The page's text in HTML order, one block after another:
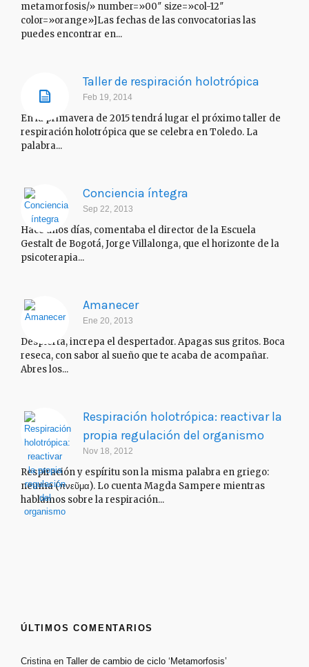
metamorfosis/» number=»00″ size=»col-12″
color=»orange»]Las fechas de las convocatorias las
puedes encontrar en...
Taller de respiración holotrópica
Feb 19, 2014
En la primavera de 2015 tendrá lugar el próximo taller de
respiración holotrópica que se celebra en Toledo. La
palabra...
Conciencia íntegra
Sep 22, 2013
Hace unos días, comentaba el director de la Escuela
Gestalt de Bogotá, Jorge Villalonga, que el horizonte de la
psicoterapia...
Amanecer
Ene 20, 2013
Despierta, increpa el despertador. Apagas sus gritos. Boca
reseca, con sabor al sueño que te acaba de acompañar.
Abres los...
Respiración holotrópica: reactivar la
propia regulación del organismo
Nov 18, 2012
Respiración y espíritu son la misma palabra en griego:
neuma (πνεῦμα). Lo cuenta Magda Sampere mientras
hablamos sobre la respiración...
ÚLTIMOS COMENTARIOS
Cristinaen Taller de cambio de ciclo ‘Metamorfosis’